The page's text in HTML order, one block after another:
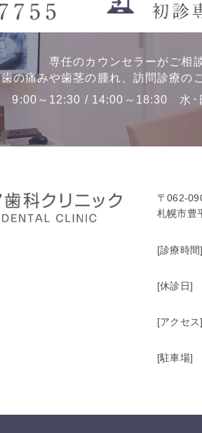
専任のカウンセラーがご相
歯の痛みや歯茎の腫れ、訪問診療の
9:00～12:30 / 14:00～18:30 水
〒062-
札幌市豊
[診療時間]
[休診日]
[アクセス]
[駐車場]